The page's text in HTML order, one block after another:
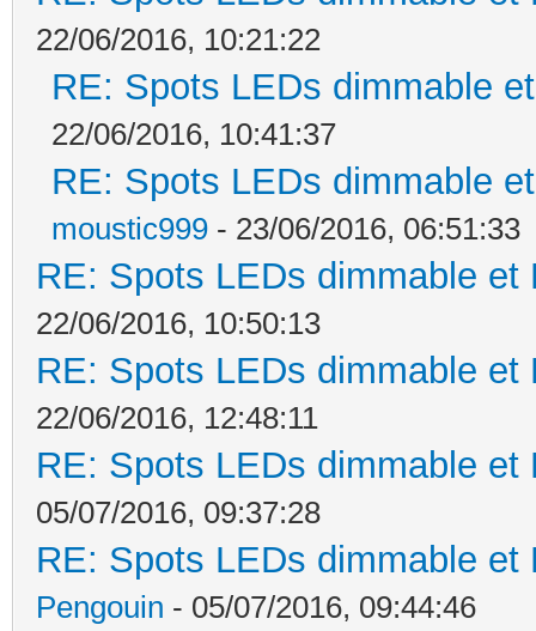
22/06/2016, 10:21:22
RE: Spots LEDs dimmable
22/06/2016, 10:41:37
RE: Spots LEDs dimmable
moustic999 - 23/06/2016, 06:51:33
RE: Spots LEDs dimmable
22/06/2016, 10:50:13
RE: Spots LEDs dimmable
22/06/2016, 12:48:11
RE: Spots LEDs dimmable
05/07/2016, 09:37:28
RE: Spots LEDs dimmable
Pengouin - 05/07/2016, 09:44:46